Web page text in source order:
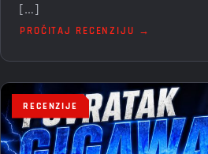
[…]
PROČITAJ RECENZIJU →
RECENZIJE